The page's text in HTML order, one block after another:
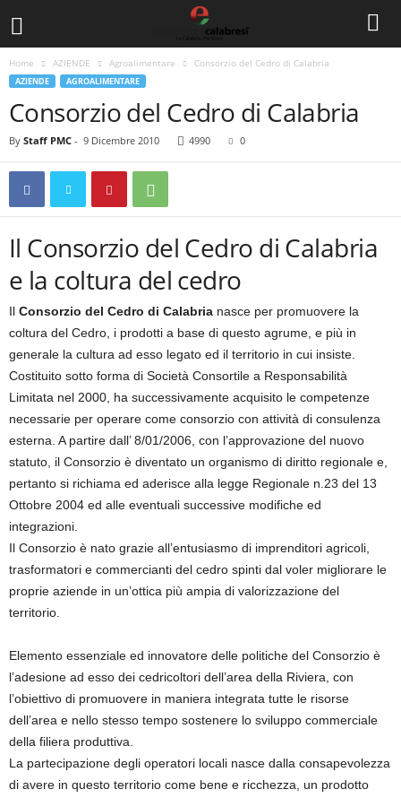
Home AZIENDE Agroalimentare Consorzio del Cedro di Calabria
AZIENDE AGROALIMENTARE
Consorzio del Cedro di Calabria
By Staff PMC - 9 Dicembre 2010 4990 0
Il Consorzio del Cedro di Calabria
e la coltura del cedro
Il Consorzio del Cedro di Calabria nasce per promuovere la
coltura del Cedro, i prodotti a base di questo agrume, e più in
generale la cultura ad esso legato ed il territorio in cui insiste.
Costituito sotto forma di Società Consortile a Responsabilità
Limitata nel 2000, ha successivamente acquisito le competenze
necessarie per operare come consorzio con attività di consulenza
esterna. A partire dall’ 8/01/2006, con l’approvazione del nuovo
statuto, il Consorzio è diventato un organismo di diritto regionale e,
pertanto si richiama ed aderisce alla legge Regionale n.23 del 13
Ottobre 2004 ed alle eventuali successive modifiche ed
integrazioni.
Il Consorzio è nato grazie all’entusiasmo di imprenditori agricoli,
trasformatori e commercianti del cedro spinti dal voler migliorare le
proprie aziende in un’ottica più ampia di valorizzazione del
territorio.
Elemento essenziale ed innovatore delle politiche del Consorzio è
l’adesione ad esso dei cedricoltori dell’area della Riviera, con
l’obiettivo di promuovere in maniera integrata tutte le risorse
dell’area e nello stesso tempo sostenere lo sviluppo commerciale
della filiera produttiva.
La partecipazione degli operatori locali nasce dalla consapevolezza
di avere in questo territorio come bene e ricchezza, un prodotto